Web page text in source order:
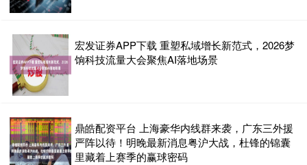
宏发证券APP下载 重塑私域增长新范式，2026梦
饷科技流量大会聚焦AI落地场景
鼎皓配资平台 上海豪华内线群来袭，广东三外援
严阵以待！明晚最新消息粤沪大战，杜锋的锦囊
里藏着上赛季的赢球密码